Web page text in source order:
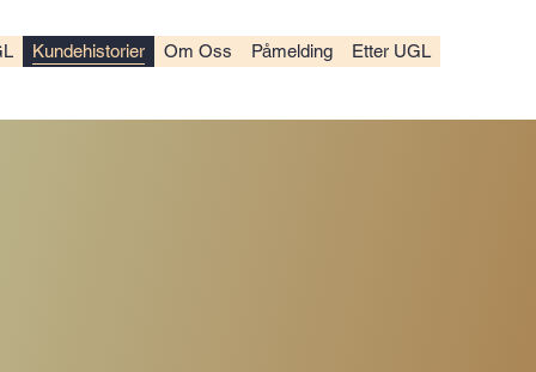
Kundehistorier Om Oss Påmelding Etter UGL